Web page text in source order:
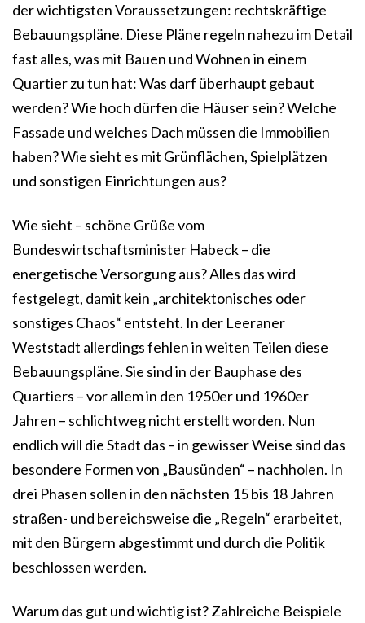
der wichtigsten Voraussetzungen: rechtskräftige
Bebauungspläne. Diese Pläne regeln nahezu im Detail
fast alles, was mit Bauen und Wohnen in einem
Quartier zu tun hat: Was darf überhaupt gebaut
werden? Wie hoch dürfen die Häuser sein? Welche
Fassade und welches Dach müssen die Immobilien
haben? Wie sieht es mit Grünflächen, Spielplätzen
und sonstigen Einrichtungen aus?
Wie sieht – schöne Grüße vom
Bundeswirtschaftsminister Habeck – die
energetische Versorgung aus? Alles das wird
festgelegt, damit kein „architektonisches oder
sonstiges Chaos“ entsteht. In der Leeraner
Weststadt allerdings fehlen in weiten Teilen diese
Bebauungspläne. Sie sind in der Bauphase des
Quartiers – vor allem in den 1950er und 1960er
Jahren – schlichtweg nicht erstellt worden. Nun
endlich will die Stadt das – in gewisser Weise sind das
besondere Formen von „Bausünden“ – nachholen. In
drei Phasen sollen in den nächsten 15 bis 18 Jahren
straßen- und bereichsweise die „Regeln“ erarbeitet,
mit den Bürgern abgestimmt und durch die Politik
beschlossen werden.
Warum das gut und wichtig ist? Zahlreiche Beispiele